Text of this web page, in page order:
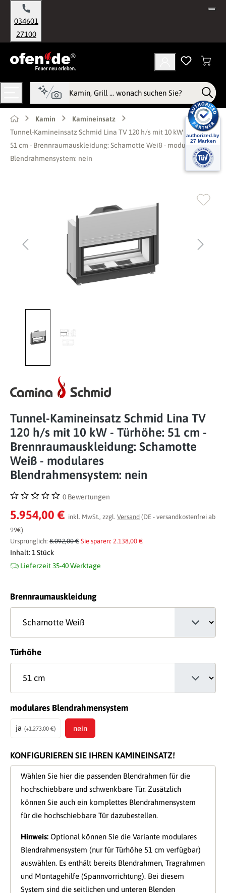
springen
034601
27100
Kamin
Kamineinsatz
Tunnel-Kamineinsatz Schmid Lina TV 120 h/s mit 10 kW - Türhöhe:
51 cm - Brennraumauskleidung: Schamotte Weiß - modulares
Blendrahmensystem: nein
Tunnel-Kamineinsatz Schmid Lina TV
120 h/s mit 10 kW - Türhöhe: 51 cm -
Brennraumauskleidung: Schamotte
Weiß - modulares
Blendrahmensystem: nein
Durchschnittliche Bewertung von 0 von 5 Sternen
0 Bewertungen
5.954,00 € inkl. MwSt., zzgl. Versand (DE - versandkostenfrei ab
99€)
Ursprünglich: 8.092,00 € Sie sparen: 2.138,00 €
Inhalt: 1 Stück
Lieferzeit 35-40 Werktage
Brennraumauskleidungauswählen
Türhöheauswählen
modulares Blendrahmensystemauswählen
ja (+1.273,00 €) nein
KONFIGURIEREN SIE IHREN KAMINEINSATZ!
Wählen Sie hier die passenden Blendrahmen für die
hochschiebbare und schwenkbare Tür. Zusätzlich
können Sie auch ein komplettes Blendrahmensystem
für die hochschiebbare Tür dazubestellen.
Hinweis: Optional können Sie die Variante modulares
Blendrahmensystem (nur für Türhöhe 51 cm verfügbar)
auswählen. Es enthält bereits Blendrahmen, Tragrahmen
und Montagehilfe (Spannvorrichtung). Bei diesem
System sind die seitlichen und unteren Blenden